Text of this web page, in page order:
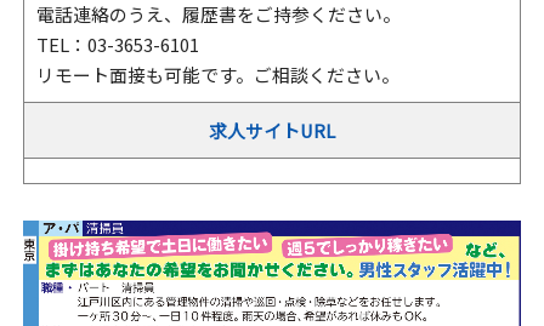
電話連絡のうえ、履歴書をご持参ください。
TEL：03-3653-6101
リモート面接も可能です。ご相談ください。
求人サイトURL